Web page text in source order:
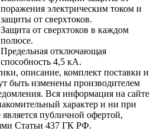
поражения электрическим током и
защиты от сверхтоков.
Защита от сверхтоков в каждом
полюсе.
Предельная отключающая
способность 4,5 кА.
описание, комплект поставки и
быть изменены производителем
Вся информация на сайте
характер и ни при
является публичной офертой,
Статьи 437 ГК РФ.